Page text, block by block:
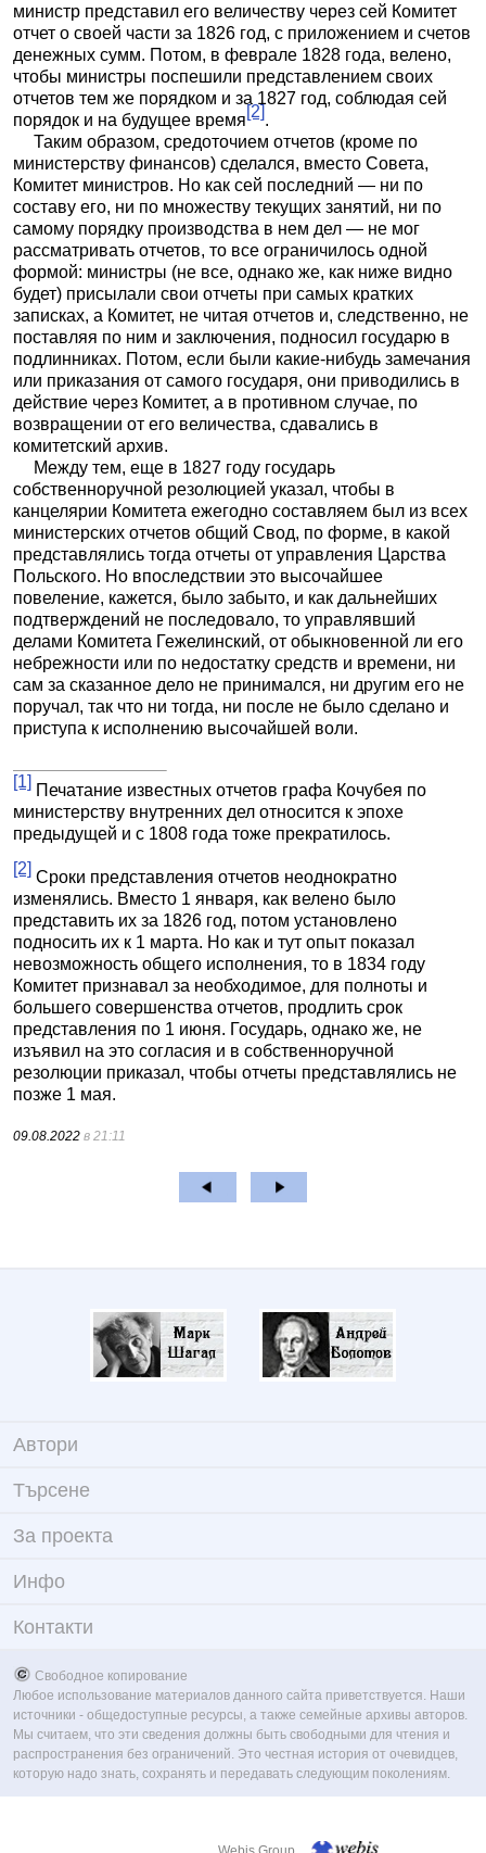
министр представил его величеству через сей Комитет
отчет о своей части за 1826 год, с приложением и счетов
денежных сумм. Потом, в феврале 1828 года, велено,
чтобы министры поспешили представлением своих
отчетов тем же порядком и за 1827 год, соблюдая сей
порядок и на будущее время[2].
Таким образом, средоточием отчетов (кроме по
министерству финансов) сделался, вместо Совета,
Комитет министров. Но как сей последний — ни по
составу его, ни по множеству текущих занятий, ни по
самому порядку производства в нем дел — не мог
рассматривать отчетов, то все ограничилось одной
формой: министры (не все, однако же, как ниже видно
будет) присылали свои отчеты при самых кратких
записках, а Комитет, не читая отчетов и, следственно, не
поставляя по ним и заключения, подносил государю в
подлинниках. Потом, если были какие-нибудь замечания
или приказания от самого государя, они приводились в
действие через Комитет, а в противном случае, по
возвращении от его величества, сдавались в
комитетский архив.
Между тем, еще в 1827 году государь
собственноручной резолюцией указал, чтобы в
канцелярии Комитета ежегодно составляем был из всех
министерских отчетов общий Свод, по форме, в какой
представлялись тогда отчеты от управления Царства
Польского. Но впоследствии это высочайшее
повеление, кажется, было забыто, и как дальнейших
подтверждений не последовало, то управлявший
делами Комитета Гежелинский, от обыкновенной ли его
небрежности или по недостатку средств и времени, ни
сам за сказанное дело не принимался, ни другим его не
поручал, так что ни тогда, ни после не было сделано и
приступа к исполнению высочайшей воли.
[1] Печатание известных отчетов графа Кочубея по
министерству внутренних дел относится к эпохе
предыдущей и с 1808 года тоже прекратилось.
[2] Сроки представления отчетов неоднократно
изменялись. Вместо 1 января, как велено было
представить их за 1826 год, потом установлено
подносить их к 1 марта. Но как и тут опыт показал
невозможность общего исполнения, то в 1834 году
Комитет признавал за необходимое, для полноты и
большего совершенства отчетов, продлить срок
представления по 1 июня. Государь, однако же, не
изъявил на это согласия и в собственноручной
резолюции приказал, чтобы отчеты представлялись не
позже 1 мая.
09.08.2022 в 21:11
Автори
Търсене
За проекта
Инфо
Контакти
Свободное копирование
Любое использование материалов данного сайта приветствуется. Наши
источники - общедоступные ресурсы, а также семейные архивы авторов.
Мы считаем, что эти сведения должны быть свободными для чтения и
распространения без ограничений. Это честная история от очевидцев,
которую надо знать, сохранять и передавать следующим поколениям.